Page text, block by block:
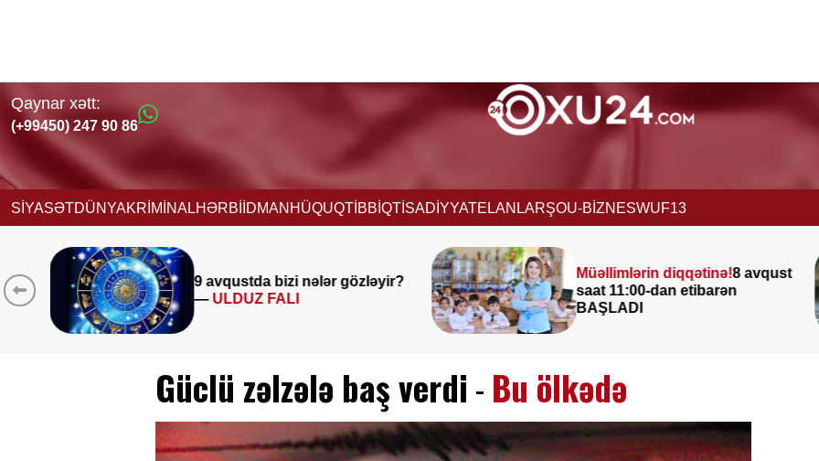
Qaynar xətt:
(+99450) 247 90 86
SİYASƏTDÜNYAKRİMİNAL HƏRBİİDMANHÜQUQTİBBİQTİSADİYYATELANLARŞOU-BİZNESWUF13
Müəllimlərin diqqətinə!8 avqust
saat 11:00-dan etibarən
BAŞLADI
Leysan olacaq, şimşək
çaxacaq, dolu düşəcək —
ƏHALİYƏ XƏBƏRDARLIQ
Güclü zəlzələ baş verdi - Bu ölkədə